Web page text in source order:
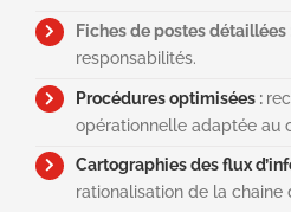
Fiches de postes détaillées
responsabilités.
Procédures optimisées:
opérationnelle adaptée au
Cartographies des flux
rationalisation de la chaine